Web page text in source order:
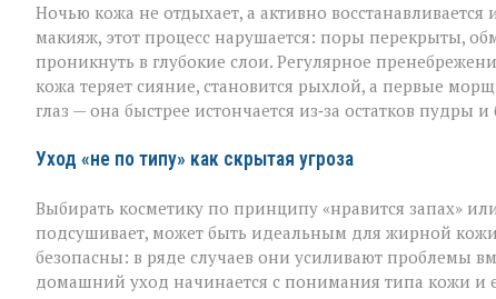
Ночью кожа не отдыхает, а активно
макияж, этот процесс нарушается: поры перекрыты,
проникнуть в глубокие слои. Регулярное
кожа теряет сияние, становится рыхлой, а первые
глаз — она быстрее истончается из‑за остатков пудры
Уход «не по типу» как скрытая угроза
Выбирать косметику по принципу «нравится запах»
подсушивает, может быть идеальным для жирной
безопасны: в ряде случаев они усиливают проблемы
домашний уход начинается с понимания типа кожи и